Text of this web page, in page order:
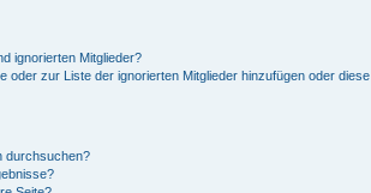
ignorierten Mitglieder?
oder zur Liste der ignorierten Mitglieder hinzufügen oder diese
durchsuchen?